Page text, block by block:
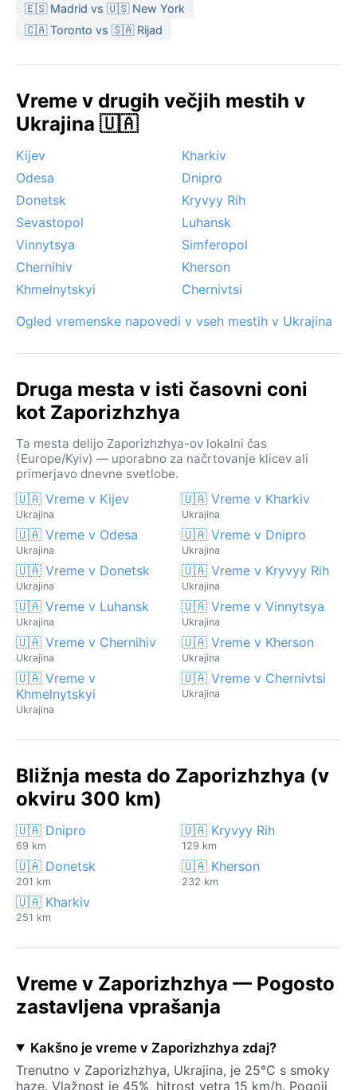
temperature zmerne in dežja manj. Poletje je lahko
zaradi vročine naporno, zima pa mrzla in snežena, a
Dnepru in božične sejme. Zaporizhzhja ni območje
močne nevihte s točo in dolgotrajne snežne odeje so
del njene podnebne zgodbe.
🇪🇸 Madrid vs 🇺🇸 New York
🇨🇦 Toronto vs 🇸🇦 Rijad
Vreme v drugih večjih mestih v
Ukrajina 🇺🇦
Kijev
Kharkiv
Odesa
Dnipro
Donetsk
Kryvyy Rih
Sevastopol
Luhansk
Vinnytsya
Simferopol
Chernihiv
Kherson
Khmelnytskyi
Chernivtsi
Ogled vremenske napovedi v vseh mestih v Ukrajina
Druga mesta v isti časovni coni
kot Zaporizhzhya
Ta mesta delijo Zaporizhzhya-ov lokalni čas
(Europe/Kyiv) — uporabno za načrtovanje klicev ali
primerjavo dnevne svetlobe.
🇺🇦 Vreme v Kijev
Ukrajina
🇺🇦 Vreme v Kharkiv
Ukrajina
🇺🇦 Vreme v Odesa
Ukrajina
🇺🇦 Vreme v Dnipro
Ukrajina
🇺🇦 Vreme v Donetsk
Ukrajina
🇺🇦 Vreme v Kryvyy Rih
Ukrajina
🇺🇦 Vreme v Luhansk
Ukrajina
🇺🇦 Vreme v Vinnytsya
Ukrajina
🇺🇦 Vreme v Chernihiv
Ukrajina
🇺🇦 Vreme v Kherson
Ukrajina
🇺🇦 Vreme v
Khmelnytskyi
Ukrajina
🇺🇦 Vreme v Chernivtsi
Ukrajina
Bližnja mesta do Zaporizhzhya (v
okviru 300 km)
🇺🇦 Dnipro
69 km
🇺🇦 Kryvyy Rih
129 km
🇺🇦 Donetsk
201 km
🇺🇦 Kherson
232 km
🇺🇦 Kharkiv
251 km
Vreme v Zaporizhzhya — Pogosto
zastavljena vprašanja
Kakšno je vreme v Zaporizhzhya zdaj?
Trenutno v Zaporizhzhya, Ukrajina, je 25°C s smoky
haze. Vlažnost je 45%, hitrost vetra 15 km/h. Pogoji